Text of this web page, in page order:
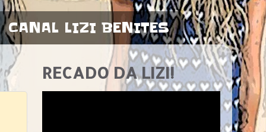
CANAL LIZI BENITES
RECADO DA LIZI!